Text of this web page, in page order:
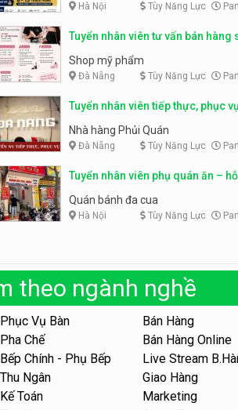
bàn parttime
trực page, thu ngân
GRAVI ESCAPE
Tuyển nhân viên tư
Shop mỹ phẩm
Tuyển nhân viên bán
KIBO KIDS
Tuyển nhân viên
Công ty
Tuyển nhân viên
Tuyển nhân viên
tối – quán kem dừa
Quán kem dừa
Tuyển nhân viên
Bún Đậu Mắm Tôm
Bún Đậu Mắm Tôm -
Hà Nội Tùy Năng Lực
Tuyển nhân viên tư vấn bán hàng
phẩm
Shop mỹ phẩm
Đà Nẵng Tùy Năng Lực
Tuyển nhân viên tiếp thực, phục
Nhà hàng Phủi Quán
Đà Nẵng Tùy Năng Lực
Tuyển nhân viên phụ quán ăn –
Quán bánh đa cua
Hà Nội Tùy Năng Lực
theo ngành nghề
Phục Vụ Bàn
Bán Hàng
Pha Chế
Bán Hàng Online
Bếp Chính - Phụ Bếp
Live Stream
Thu Ngân
Giao Hàng
Kế Toán
Marketing